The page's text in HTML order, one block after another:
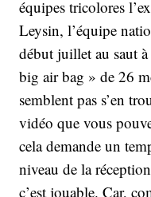
équipes tricolores
Leysin, l’équipe
début juillet au saut
big air bag » de 26
semblent pas s’en
vidéo que vous
cela demande un
niveau de la
c’est jouable. Car,